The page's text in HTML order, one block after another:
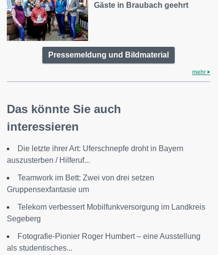
Gäste in Braubach geehrt
Pressemeldung und Bildmaterial
mehr
Das könnte Sie auch
interessieren
Die letzte ihrer Art: Uferschnepfe droht in Bayern
auszusterben / Hilferuf...
Teamwork im Bett: Zwei von drei setzen
Gruppensexfantasie um
Telekom verbessert Mobilfunkversorgung im Landkreis
Segeberg
Fotografie-Pionier Roger Humbert – eine Ausstellung
als studentisches...